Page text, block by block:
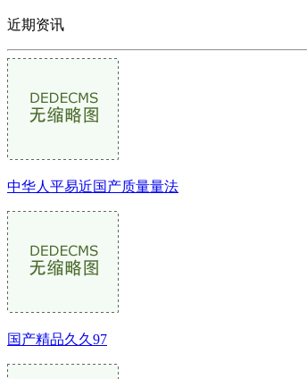
近期资讯
中华人平易近国产质量量法
国产精品久久97